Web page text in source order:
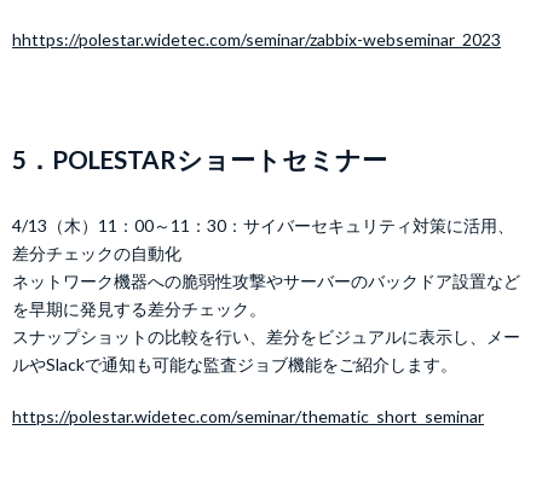
hhttps://polestar.widetec.com/seminar/zabbix-webseminar_2023
5．POLESTARショートセミナー
4/13（木）11：00～11：30：サイバーセキュリティ対策に活用、
差分チェックの自動化
ネットワーク機器への脆弱性攻撃やサーバーのバックドア設置など
を早期に発見する差分チェック。
スナップショットの比較を行い、差分をビジュアルに表示し、メー
ルやSlackで通知も可能な監査ジョブ機能をご紹介します。
https://polestar.widetec.com/seminar/thematic_short_seminar